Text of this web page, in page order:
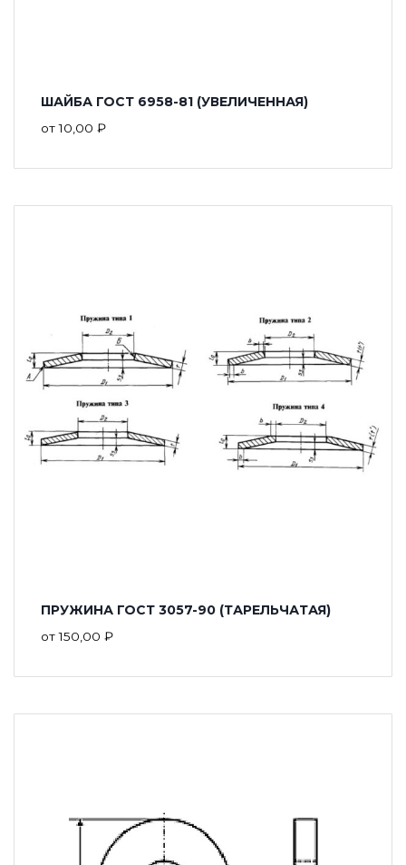
ШАЙБА ГОСТ 6958-81 (УВЕЛИЧЕННАЯ)
от10,00 ₽
ПРУЖИНА ГОСТ 3057-90 (ТАРЕЛЬЧАТАЯ)
от150,00 ₽